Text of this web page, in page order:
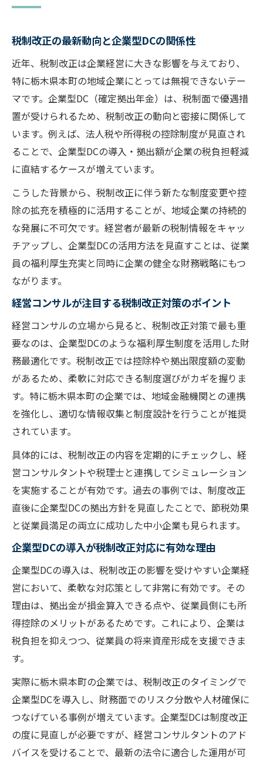
税制改正の最新動向と企業型DCの関係性
近年、税制改正は企業経営に大きな影響を与えており、
特に栃木県本町の地域企業にとっては無視できないテー
マです。企業型DC（確定拠出年金）は、税制面で優遇措
置が受けられるため、税制改正の動向と密接に関係して
います。例えば、法人税や所得税の控除制度が見直され
ることで、企業型DCの導入・拠出額が企業の税負担軽減
に直結するケースが増えています。
こうした背景から、税制改正に伴う新たな制度変更や控
除の拡充を積極的に活用することが、地域企業の持続的
な発展に不可欠です。経営者が最新の税制情報をキャッ
チアップし、企業型DCの活用方法を見直すことは、従業
員の福利厚生充実と同時に企業の健全な財務戦略にもつ
ながります。
経営コンサルが注目する税制改正対策のポイント
経営コンサルの立場から見ると、税制改正対策で最も重
要なのは、企業型DCのような福利厚生制度を活用した財
務最適化です。税制改正では控除枠や拠出限度額の変動
があるため、柔軟に対応できる制度選びがカギを握りま
す。特に栃木県本町の企業では、地域金融機関との連携
を強化し、適切な情報収集と制度設計を行うことが推奨
されています。
具体的には、税制改正の内容を定期的にチェックし、経
営コンサルタントや税理士と連携してシミュレーション
を実施することが有効です。過去の事例では、制度改正
直後に企業型DCの拠出方針を見直したことで、節税効果
と従業員満足の両立に成功した中小企業も見られます。
企業型DCの導入が税制改正対応に有効な理由
企業型DCの導入は、税制改正の影響を受けやすい企業経
営において、柔軟な対応策として非常に有効です。その
理由は、拠出金が損金算入できる点や、従業員側にも所
得控除のメリットがあるためです。これにより、企業は
税負担を抑えつつ、従業員の将来資産形成を支援できま
す。
実際に栃木県本町の企業では、税制改正のタイミングで
企業型DCを導入し、財務面でのリスク分散や人材確保に
つなげている事例が増えています。企業型DCは制度改正
の度に見直しが必要ですが、経営コンサルタントのアド
バイスを受けることで、最新の法令に適合した運用が可